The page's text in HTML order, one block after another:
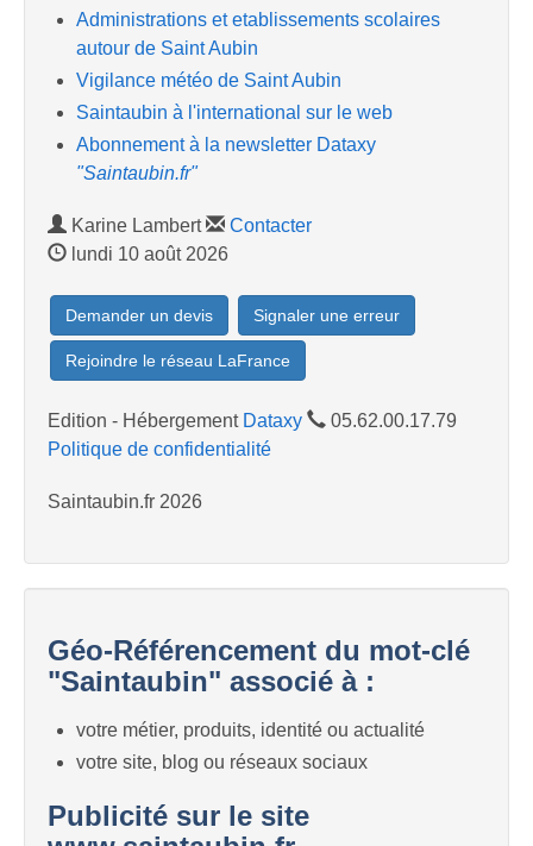
Administrations et etablissements scolaires
autour de Saint Aubin
Vigilance météo de Saint Aubin
Saintaubin à l'international sur le web
Abonnement à la newsletter Dataxy
"Saintaubin.fr"
Karine Lambert
Contacter
lundi 10 août 2026
Demander un devis Signaler une erreur
Rejoindre le réseau LaFrance
Edition - Hébergement Dataxy
05.62.00.17.79
Politique de confidentialité
Saintaubin.fr 2026
Géo-Référencement du mot-clé
"Saintaubin" associé à :
votre métier, produits, identité ou actualité
votre site, blog ou réseaux sociaux
Publicité sur le site